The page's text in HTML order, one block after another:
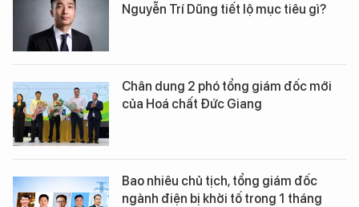
Nguyễn Trí Dũng tiết lộ mục tiêu gì?
Chân dung 2 phó tổng giám đốc mới
của Hoá chất Đức Giang
Bao nhiêu chủ tịch, tổng giám đốc
ngành điện bị khởi tố trong 1 tháng